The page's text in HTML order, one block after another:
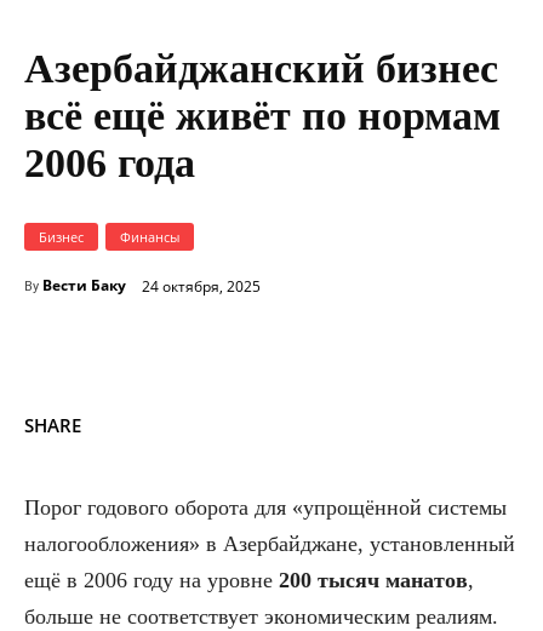
Азербайджанский бизнес
всё ещё живёт по нормам
2006 года
Бизнес Финансы
By Вести Баку 24 октября, 2025
SHARE
Порог годового оборота для «упрощённой системы
налогообложения» в Азербайджане, установленный
ещё в 2006 году на уровне 200 тысяч манатов,
больше не соответствует экономическим реалиям.